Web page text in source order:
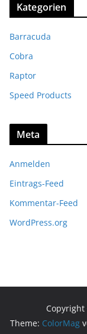
Kategorien
Barracuda
Cobra
Raptor
Speed Products
Meta
Anmelden
Eintrags-Feed
Kommentar-Feed
WordPress.org
Theme: ColorMag